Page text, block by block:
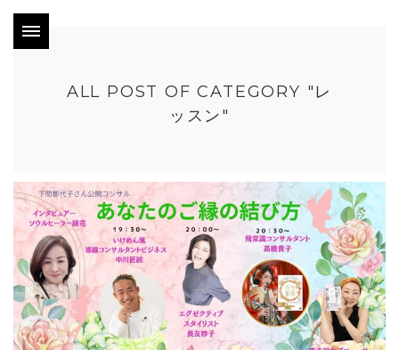
ALL POST OF CATEGORY "レ
ッスン"